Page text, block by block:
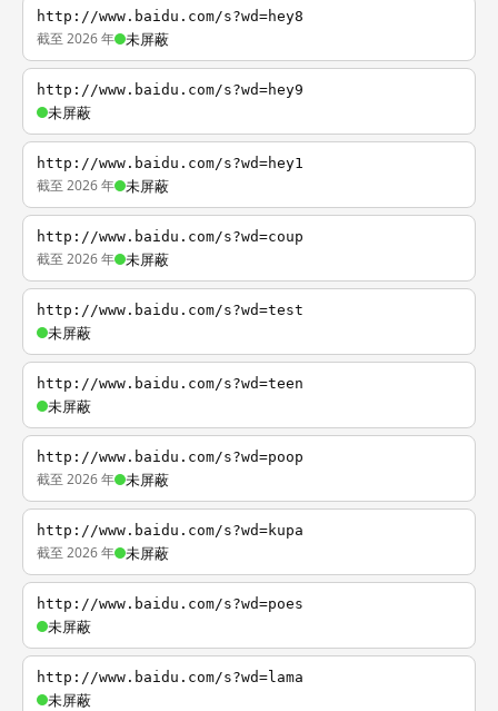
http://www.baidu.com/s?wd=hey8
截至 2026 年 未屏蔽
http://www.baidu.com/s?wd=hey9
未屏蔽
http://www.baidu.com/s?wd=hey1
截至 2026 年 未屏蔽
http://www.baidu.com/s?wd=coup
截至 2026 年 未屏蔽
http://www.baidu.com/s?wd=test
未屏蔽
http://www.baidu.com/s?wd=teen
未屏蔽
http://www.baidu.com/s?wd=poop
截至 2026 年 未屏蔽
http://www.baidu.com/s?wd=kupa
截至 2026 年 未屏蔽
http://www.baidu.com/s?wd=poes
未屏蔽
http://www.baidu.com/s?wd=lama
未屏蔽